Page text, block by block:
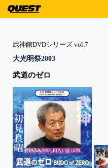
武神館DVDシリーズ vol.7
大光明祭2003
武道のゼロ